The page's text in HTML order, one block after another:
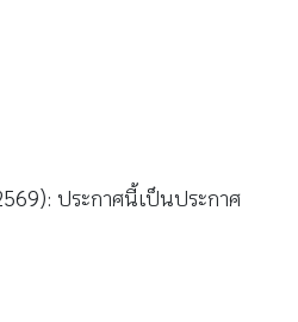
ประกาศนี้เป็นประกาศ